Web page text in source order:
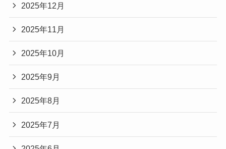
2025年12月
2025年11月
2025年10月
2025年9月
2025年8月
2025年7月